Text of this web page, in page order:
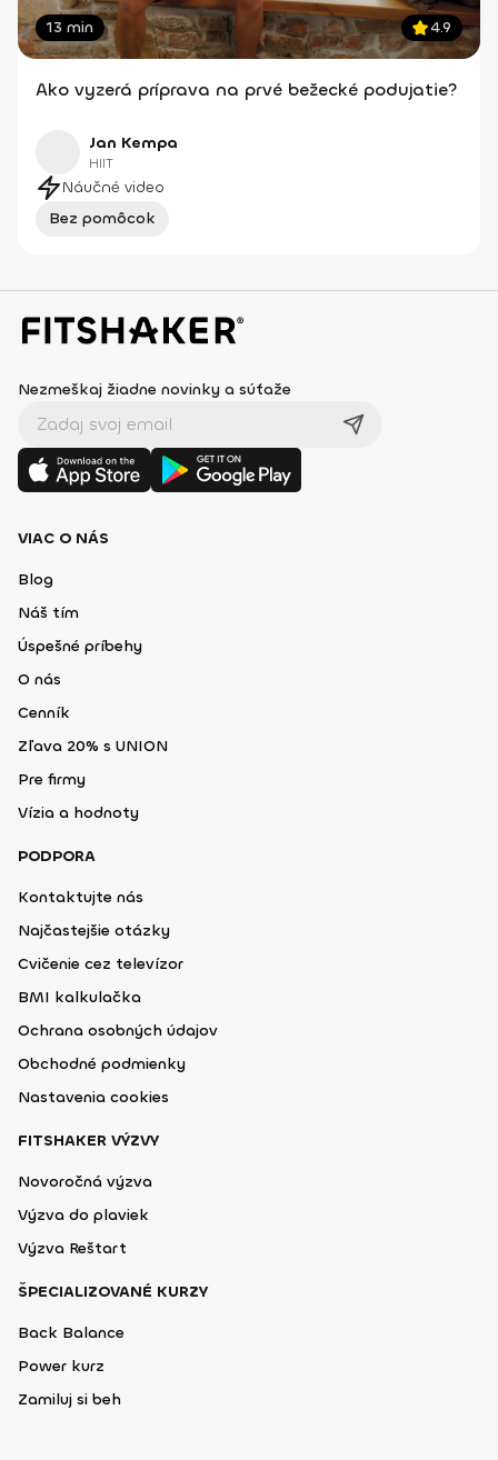
13 min 4.9
Ako vyzerá príprava na prvé bežecké podujatie?
Jan Kempa
HIIT
Náučné video
Bez pomôcok
Nezmeškaj žiadne novinky a súťaže
VIAC O NÁS
Blog
Náš tím
Úspešné príbehy
O nás
Cenník
Zľava 20% s UNION
Pre firmy
Vízia a hodnoty
PODPORA
Kontaktujte nás
Najčastejšie otázky
Cvičenie cez televízor
BMI kalkulačka
Ochrana osobných údajov
Obchodné podmienky
Nastavenia cookies
FITSHAKER VÝZVY
Novoročná výzva
Výzva do plaviek
Výzva Reštart
ŠPECIALIZOVANÉ KURZY
Back Balance
Power kurz
Zamiluj si beh